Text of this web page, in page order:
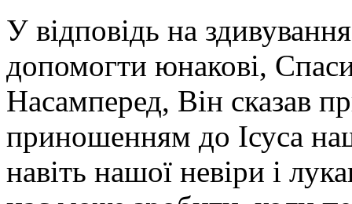
У відповідь на
допомогти юнакові,
Насамперед, Він сказав
приношенням до Ісуса
навіть нашої невіри і